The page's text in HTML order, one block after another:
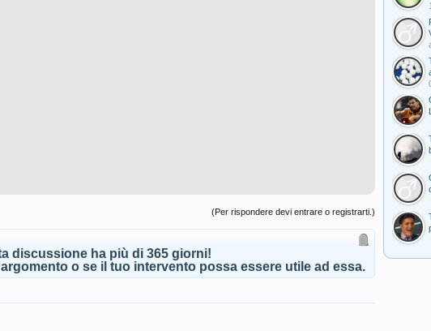
(Per rispondere devi entrare o registrarti.)
discussione ha più di 365 giorni!
o se il tuo intervento possa essere utile ad essa.